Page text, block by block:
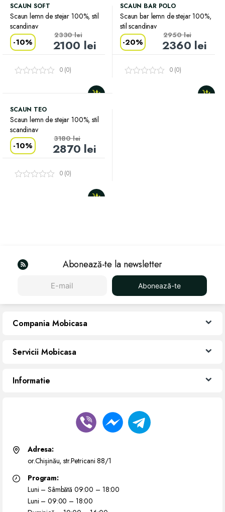
SCAUN SOFT
Scaun lemn de stejar 100%, stil
scandinav
-10% 2100 lei
2330lei
0 (0)
SCAUN BAR POLO
Scaun bar lemn de stejar 100%,
stil scandinav
-20% 2360 lei
2950lei
0 (0)
SCAUN TEO
Scaun lemn de stejar 100%, stil
scandinav
-10% 2870 lei
3180lei
0 (0)
Abonează-te la newsletter
Abonează-te
Compania Mobicasa
Servicii Mobicasa
Informatie
Adresa:
or.Chișinău, str.Petricani 88/1
Program:
Luni – Sâmbătă 09:00 – 18:00
Luni – 09:00 – 18:00